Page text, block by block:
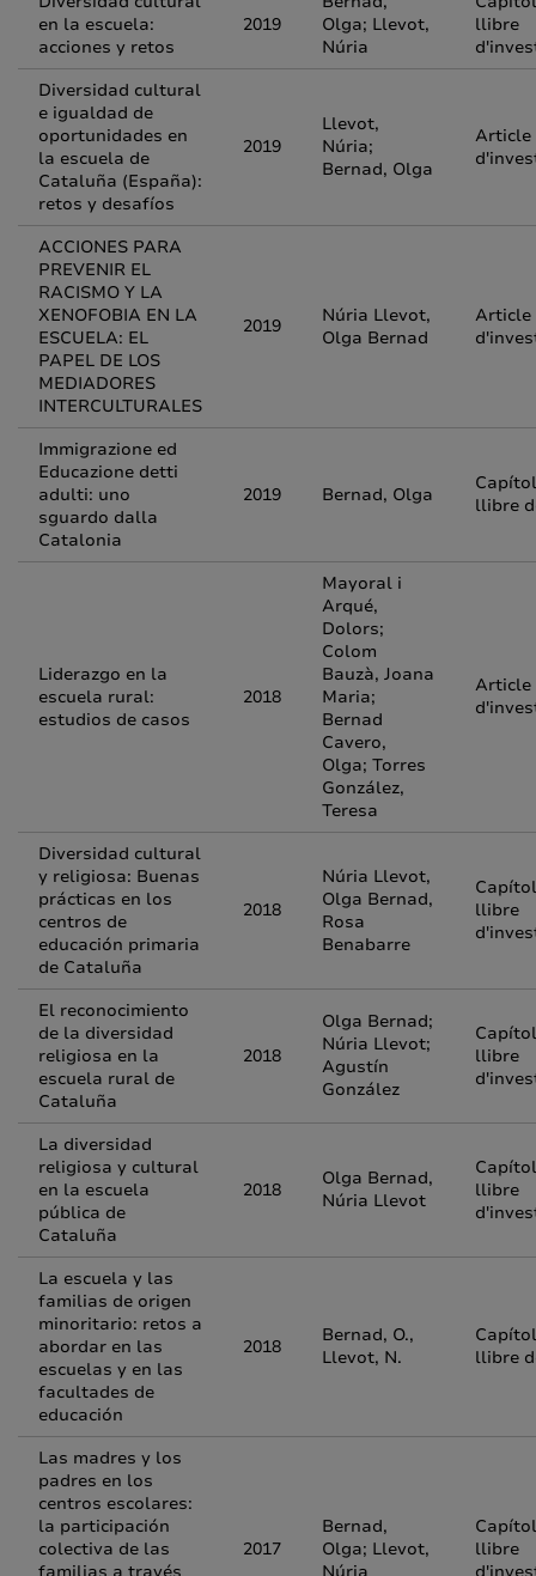
en la escuela:
acciones y retos
2019
Olga; Llevot,
Núria
llibre
Diversidad cultural
e igualdad de
oportunidades en
la escuela de
Cataluña (España):
retos y desafíos
2019
Llevot,
Núria;
Bernad, Olga
Article
ACCIONES PARA
PREVENIR EL
RACISMO Y LA
XENOFOBIA EN LA
ESCUELA: EL
PAPEL DE LOS
MEDIADORES
INTERCULTURALES
2019
Núria Llevot,
Olga Bernad
Article
Immigrazione ed
Educazione detti
adulti: uno
sguardo dalla
Catalonia
2019 Bernad, Olga
llibre
Liderazgo en la
escuela rural:
estudios de casos
2018
Mayoral i
Arqué,
Dolors;
Colom
Bauzà, Joana
Maria;
Bernad
Cavero,
Olga; Torres
González,
Teresa
Article
Diversidad cultural
y religiosa: Buenas
prácticas en los
centros de
educación primaria
de Cataluña
2018
Núria Llevot,
Olga Bernad,
Rosa
Benabarre
llibre
El reconocimiento
de la diversidad
religiosa en la
escuela rural de
Cataluña
2018
Olga Bernad;
Núria Llevot;
Agustín
González
llibre
La diversidad
religiosa y cultural
en la escuela
pública de
Cataluña
2018
Olga Bernad,
Núria Llevot
llibre
La escuela y las
familias de origen
minoritario: retos a
abordar en las
escuelas y en las
facultades de
educación
2018
Bernad, O.,
Llevot, N.
llibre
Las madres y los
padres en los
centros escolares:
la participación
colectiva de las
2017
Bernad,
Olga; Llevot,
llibre